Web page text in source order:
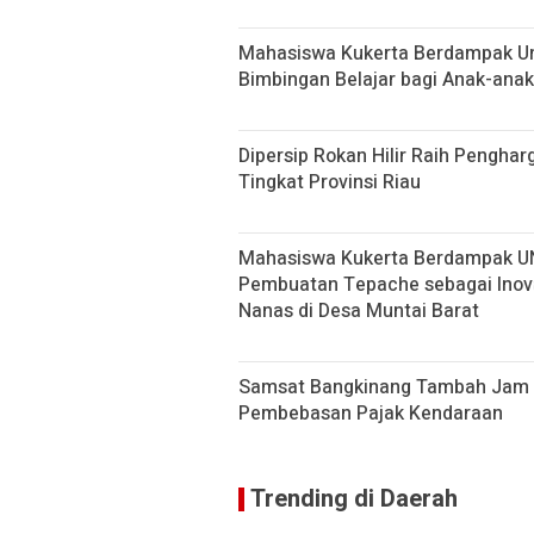
Mahasiswa Kukerta Berdampak
Bimbingan Belajar bagi Anak-
Dipersip Rokan Hilir Raih
Tingkat Provinsi Riau
Mahasiswa Kukerta Berdampak
Pembuatan Tepache sebagai
Nanas di Desa Muntai Barat
Samsat Bangkinang Tambah
Pembebasan Pajak Kendaraan
Trending di Daerah